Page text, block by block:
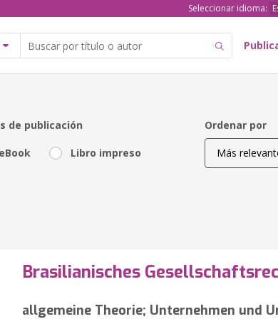
Seleccionar idioma:
de publicación
Libro impreso
Ordenar por
Brasilianisches
allgemeine Theorie; Unternehmen und